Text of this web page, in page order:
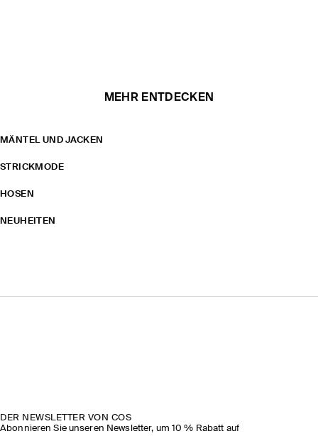
MEHR ENTDECKEN
MÄNTEL UND JACKEN
STRICKMODE
HOSEN
NEUHEITEN
DER NEWSLETTER VON COS
Abonnieren Sie unseren Newsletter, um 10 % Rabatt auf